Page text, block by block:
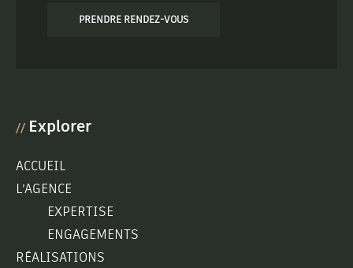
PRENDRE RENDEZ-VOUS
// Explorer
ACCUEIL
L’AGENCE
EXPERTISE
ENGAGEMENTS
RÉALISATIONS